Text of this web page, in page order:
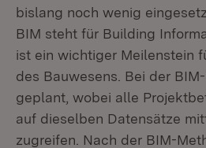
bislang noch wenig
BIM steht für Building
ist ein wichtiger Meilenstein
des Bauwesens. Bei der
geplant, wobei alle
auf dieselben Datensätze
zugreifen. Nach der BIM-